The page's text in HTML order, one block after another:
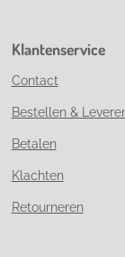
Klantenservice
Contact
Bestellen &
Betalen
Klachten
Retourneren